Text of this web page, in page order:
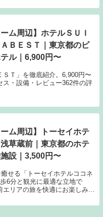
ーム周辺】ホテルＳＵＩ
ＢＥＳＴ｜東京都のビ
ル｜6,900円〜
Ｔ」を徹底紹介。6,900円〜
・設備・レビュー362件の評
ーム周辺】トーセイホテ
草蔵前｜東京都のホテ
設｜3,500円〜
せる「トーセイホテルココネ
6分と観光に最適な立地で
リアの旅を快適にお楽しみく